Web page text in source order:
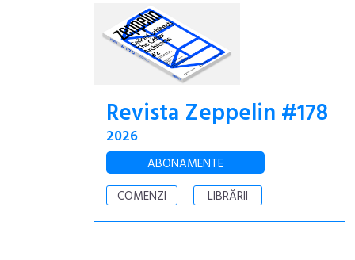
Revista Zeppelin #178
2026
ABONAMENTE
COMENZI
LIBRĂRII